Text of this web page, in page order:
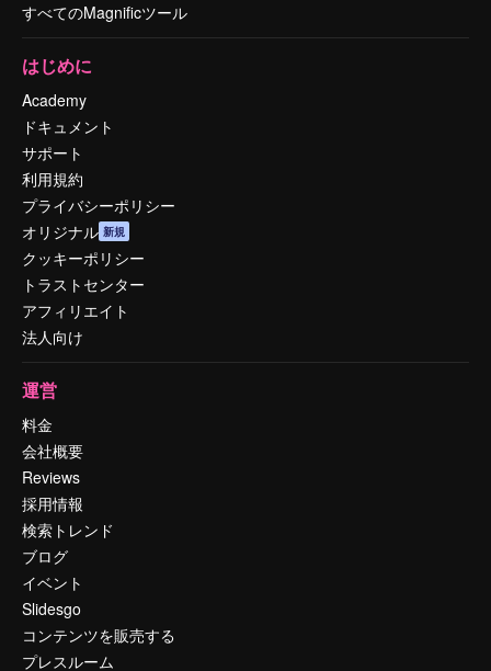
すべてのMagnificツール
はじめに
Academy
ドキュメント
サポート
利用規約
プライバシーポリシー
オリジナル 新規
クッキーポリシー
トラストセンター
アフィリエイト
法人向け
運営
料金
会社概要
Reviews
採用情報
検索トレンド
ブログ
イベント
Slidesgo
コンテンツを販売する
プレスルーム